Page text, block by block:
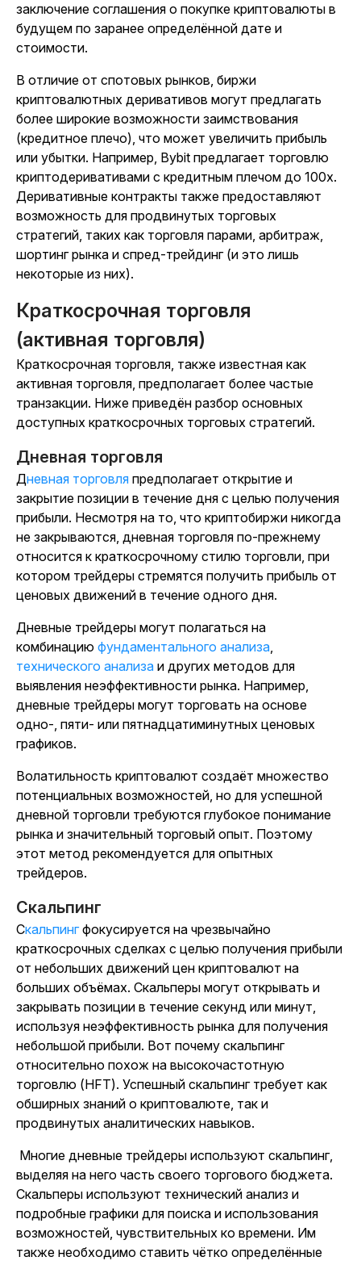
заключение соглашения о покупке криптовалюты в
будущем по заранее определённой дате и
стоимости.
В отличие от спотовых рынков, биржи
криптовалютных деривативов могут предлагать
более широкие возможности заимствования
(кредитное плечо), что может увеличить прибыль
или убытки. Например, Bybit предлагает торговлю
криптодеривативами с кредитным плечом до 100x.
Деривативные контракты также предоставляют
возможность для продвинутых торговых
стратегий, таких как торговля парами, арбитраж,
шортинг рынка и спред-трейдинг (и это лишь
некоторые из них).
Краткосрочная торговля
(активная торговля)
Краткосрочная торговля, также известная как
активная торговля, предполагает более частые
транзакции. Ниже приведён разбор основных
доступных краткосрочных торговых стратегий.
Дневная торговля
Дневная торговля предполагает открытие и
закрытие позиции в течение дня с целью получения
прибыли. Несмотря на то, что криптобиржи никогда
не закрываются, дневная торговля по-прежнему
относится к краткосрочному стилю торговли, при
котором трейдеры стремятся получить прибыль от
ценовых движений в течение одного дня.
Дневные трейдеры могут полагаться на
комбинацию фундаментального анализа,
технического анализа и других методов для
выявления неэффективности рынка. Например,
дневные трейдеры могут торговать на основе
одно-, пяти- или пятнадцатиминутных ценовых
графиков.
Волатильность криптовалют создаёт множество
потенциальных возможностей, но для успешной
дневной торговли требуются глубокое понимание
рынка и значительный торговый опыт. Поэтому
этот метод рекомендуется для опытных
трейдеров.
Скальпинг
Скальпингфокусируется на чрезвычайно
краткосрочных сделках с целью получения прибыли
от небольших движений цен криптовалют на
больших объёмах. Скальперы могут открывать и
закрывать позиции в течение секунд или минут,
используя неэффективность рынка для получения
небольшой прибыли. Вот почему скальпинг
относительно похож на высокочастотную
торговлю (HFT). Успешный скальпинг требует как
обширных знаний о криптовалюте, так и
продвинутых аналитических навыков.
Многие дневные трейдеры используют скальпинг,
выделяя на него часть своего торгового бюджета.
Скальперы используют технический анализ и
подробные графики для поиска и использования
возможностей, чувствительных ко времени. Им
также необходимо ставить чётко определённые